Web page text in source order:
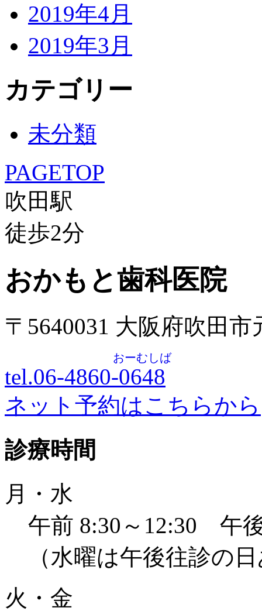
2019年4月
2019年3月
カテゴリー
未分類
PAGETOP
吹田駅
徒歩2分
おかもと歯科医院
〒5640031 大阪府吹田
tel.06-4860-0648
おーむしば
ネット予約はこちらから
診療時間
月・水
午前 8:30～12:30 午
（水曜は午後往診の
火・金